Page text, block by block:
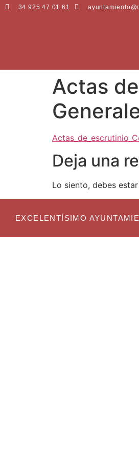
34 925 47 01 61
Actas
Deja una
Lo siento, debes estar
EXCELENTÍSIMO